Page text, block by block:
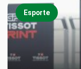
Esporte